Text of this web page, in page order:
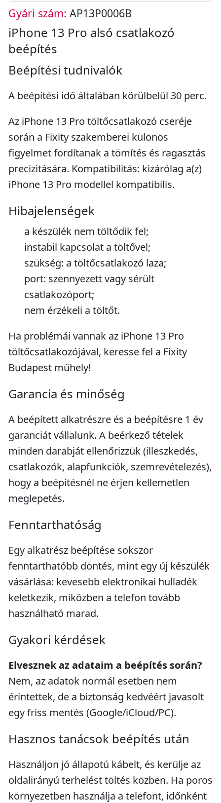
Gyári szám: AP13P0006B
iPhone 13 Pro alsó csatlakozó
beépítés
Beépítési tudnivalók
A beépítési idő általában körülbelül 30 perc.
Az iPhone 13 Pro töltőcsatlakozó cseréje
során a Fixity szakemberei különös
figyelmet fordítanak a tömítés és ragasztás
precizitására. Kompatibilitás: kizárólag a(z)
iPhone 13 Pro modellel kompatibilis.
Hibajelenségek
a készülék nem töltődik fel;
instabil kapcsolat a töltővel;
szükség: a töltőcsatlakozó laza;
port: szennyezett vagy sérült
csatlakozóport;
nem érzékeli a töltőt.
Ha problémái vannak az iPhone 13 Pro
töltőcsatlakozójával, keresse fel a Fixity
Budapest műhely!
Garancia és minőség
A beépített alkatrészre és a beépítésre 1 év
garanciát vállalunk. A beérkező tételek
minden darabját ellenőrizzük (illeszkedés,
csatlakozók, alapfunkciók, szemrevételezés),
hogy a beépítésnél ne érjen kellemetlen
meglepetés.
Fenntarthatóság
Egy alkatrész beépítése sokszor
fenntarthatóbb döntés, mint egy új készülék
vásárlása: kevesebb elektronikai hulladék
keletkezik, miközben a telefon tovább
használható marad.
Gyakori kérdések
Elvesznek az adataim a beépítés során?
Nem, az adatok normál esetben nem
érintettek, de a biztonság kedvéért javasolt
egy friss mentés (Google/iCloud/PC).
Hasznos tanácsok beépítés után
Használjon jó állapotú kábelt, és kerülje az
oldalirányú terhelést töltés közben. Ha poros
környezetben használja a telefont, időnként